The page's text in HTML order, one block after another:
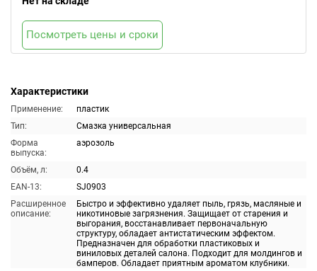
Характеристики
Применение:
пластик
Тип:
Смазка универсальная
Форма
выпуска:
аэрозоль
Объём, л:
0.4
EAN-13:
SJ0903
Расширенное
описание:
Быстро и эффективно удаляет пыль, грязь, масляные и
никотиновые загрязнения. Защищает от старения и
выгорания, восстанавливает первоначальную
структуру, обладает антистатическим эффектом.
Предназначен для обработки пластиковых и
виниловых деталей салона. Подходит для молдингов и
бамперов. Обладает приятным ароматом клубники.
Посмотреть цены и сроки